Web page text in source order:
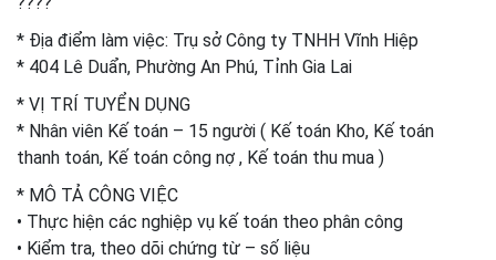
* Địa điểm làm việc: Trụ sở Công ty TNHH Vĩnh Hiệp
* 404 Lê Duẩn, Phường An Phú, Tỉnh Gia Lai
* VỊ TRÍ TUYỂN DỤNG
* Nhân viên Kế toán – 15 người ( Kế toán Kho, Kế toán
thanh toán, Kế toán công nợ , Kế toán thu mua )
* MÔ TẢ CÔNG VIỆC
• Thực hiện các nghiệp vụ kế toán theo phân công
• Kiểm tra, theo dõi chứng từ – số liệu